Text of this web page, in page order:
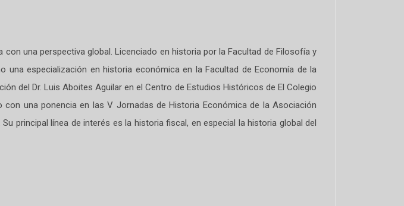
una perspectiva global. Licenciado en historia por la Facultad de Filosofía y
especialización en historia económica en la Facultad de Economía de la
del Dr. Luis Aboites Aguilar en el Centro de Estudios Históricos de El Colegio
una ponencia en las V Jornadas de Historia Económica de la Asociación
principal línea de interés es la historia fiscal, en especial la historia global del